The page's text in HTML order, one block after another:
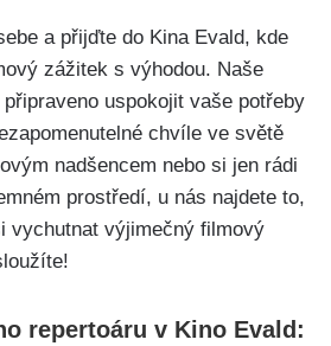
a přijďte do Kina Evald, kde
zážitek s výhodou. Naše
uspokojit vaše potřeby
chvíle ve světě
nadšencem nebo si jen rádi
prostředí, u nás najdete to,
vychutnat výjimečný filmový
repertoáru v Kino Evald: